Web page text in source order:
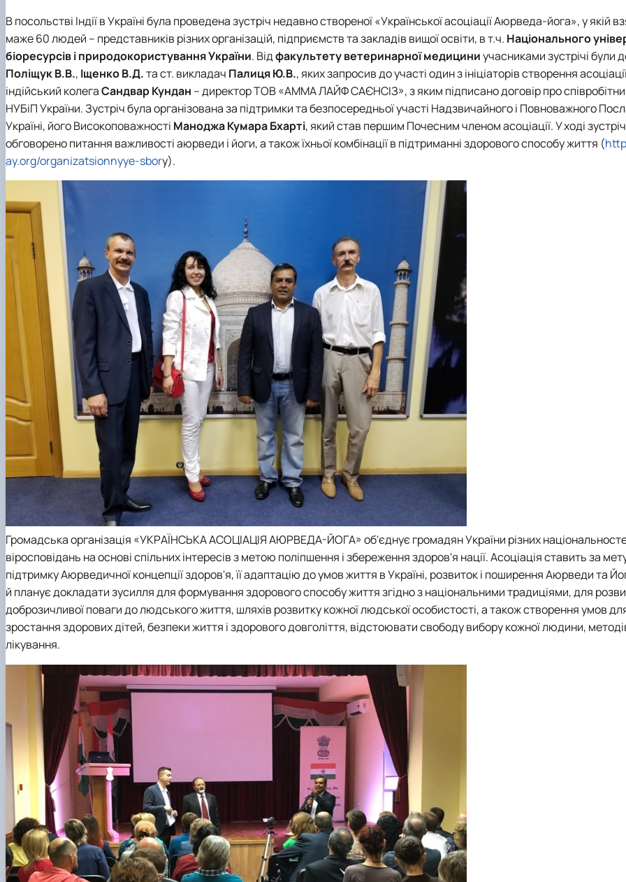
Навчально-методична комісія
Рада роботодавців
ННВ Клінічний центр "Ветмедсервіс"
Адміністрація
Кодекс поведінки лікаря ветеринарної медицини
Наші випускники
Почесні доктори та професори НУБіП України рекомендовані вченою радою факультет…
Вони нагороджені відзнакою "За заслуги перед факультетом ветеринарної медицини …
Скринька довіри
Вибіркові дисципліни "Ветеринарна медицина"
Проведення відкритих лекцій
Портфоліо здобувачів вищої освіти
Вступ 2018 рік
Інформація для студентів
Виробнича практика
Фізіології хребетних і фармакології
В посольстві Індії в Україні була проведена зустріч недавно створеної «Української асоціації Аюрведа-йога», у якій
маже 60 людей – представників різних організацій, підприємств та закладів вищої освіти, в т.ч. Національного
біоресурсів і природокористування України. Відфакультету ветеринарної медициниучасниками зустрічі були
Поліщук В.В., Іщенко В.Д.та ст. викладач Палиця Ю.В., яких запросив до участі один з ініціаторів створення
індійський колегаСандвар Кундан – директор ТОВ «АММА ЛАЙФ САЄНСІЗ», з яким підписано договір про
НУБіП України. Зустріч була організована за підтримки та безпосередньої участі Надзвичайного і Повноважного Посла
Україні, його Високоповажності Маноджа Кумара Бхарті, який став першим Почесним членом асоціації. У ході
обговорено питання важливості аюрведи і йоги, а також їхньої комбінації в підтриманні здорового способу життя (
ay.org/organizatsionnyye-sbory).
Громадська організація «УКРАЇНСЬКА АСОЦІАЦІЯ АЮРВЕДА-ЙОГА» об'єднує громадян України різних
віросповідань на основі спільних інтересів з метою поліпшення і збереження здоров'я нації. Асоціація ставить за
підтримку Аюрведичної концепції здоров'я, її адаптацію до умов життя в Україні, розвиток і поширення Аюрведи та
й планує докладати зусилля для формування здорового способу життя згідно з національними традиціями, для
доброзичливої поваги до людського життя, шляхів розвитку кожної людської особистості, а також створення умов
зростання здорових дітей, безпеки життя і здорового довголіття, відстоювати свободу вибору кожної людини,
лікування.